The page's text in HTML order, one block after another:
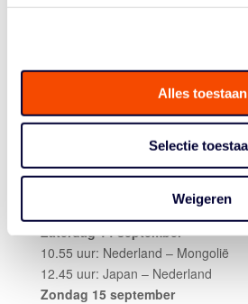
Alles toestaan
Selectie
Weigeren
door foutenlast”, aldus coach Slond
hoog niveau behaald.” Jacopo
game binnen, Timo Slond had in
tweetjes en schoot ook de
De rest van het schema ziet er als
Zaterdag 14 september
10.55 uur: Nederland – Mongolië
12.45 uur: Japan – Nederland
Zondag 15 september